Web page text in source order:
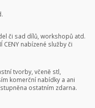
či sad dílů, workshopů atd.
CENY nabízené služby či
tvorby, včeně stl,
komerční nabídky a ani
ostatním zdarna.